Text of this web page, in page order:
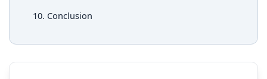
10. Conclusion